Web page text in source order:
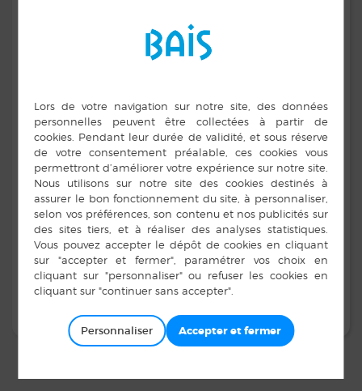
équipée. Il peut être pris en ligne en allant sur le site de
la mairie concernée. Les plus proches sont La Guerche
La liste des documents à fournir peut toujours être
retirée en mairie de Bais
La liste des communes équipées du dispositif de
recueil des demandes de papiers d’identité, du
département d’Ille-et-Vilaine est consultable à
l’adresse suivante:http://www.ille-et-
vilaine.gouv.fr/Demarches-administratives/Carte-
Nationale-d-identite-CNI/Documents-identites-33-
communes-d-Ille-et-Vilaine-pour-faire-une-demande
Personnaliser